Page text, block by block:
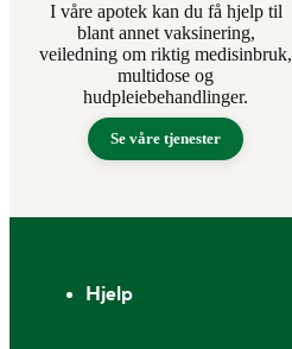
I våre apotek kan du få hjelp til
blant annet vaksinering,
veiledning om riktig medisinbruk,
multidose og
hudpleiebehandlinger.
Se våre tjenester
Hjelp